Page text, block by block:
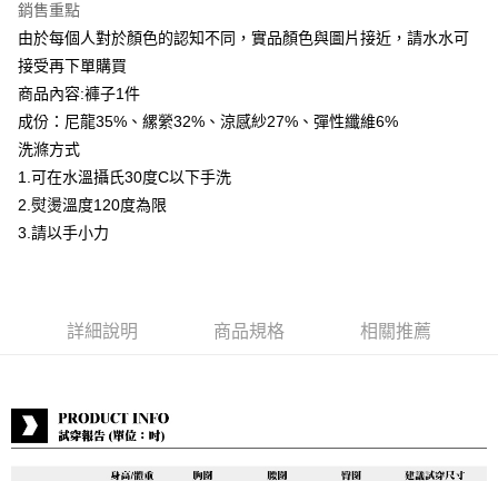
台新國際商業銀行
台灣樂天信用卡公司
ATM付款
貨到付款
運送方式
付款後全家取貨
每筆NT$80，滿NT$399(含以上)免運費
付款後7-11取貨
每筆NT$80，滿NT$888(含以上)免運費
銷售重點
由於每個人對於顏色的認知不同，實品顏色與圖片接近，請水水可
接受再下單購買
商品內容:褲子1件
成份：尼龍35%、縲縈32%、涼感紗27%、彈性纖維6%
洗滌方式
1.可在水溫攝氏30度C以下手洗
2.熨燙溫度120度為限
3.請以手小力
詳細說明 商品規格 相關推薦